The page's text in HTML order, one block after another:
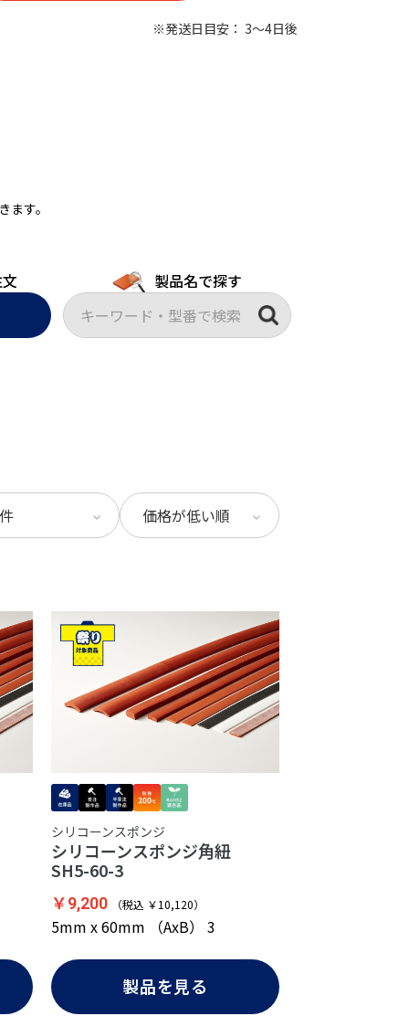
※発送日目安： 3～4日後
す。
製品名で探す
シリコーンスポンジ
シリコーンスポンジ角紐
SH5-60-3
￥9,200 （税込 ￥10,120）
5mm x 60mm （AxB） 3
製品を見る